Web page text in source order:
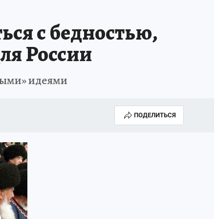
с бедностью,
России
идеями
ПОДЕЛИТЬСЯ